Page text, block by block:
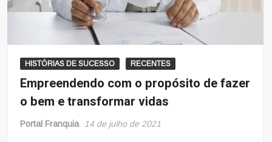
HISTÓRIAS DE SUCESSO RECENTES
Empreendendo com o propósito de fazer
o bem e transformar vidas
Portal Franquia 14 de julho de 2021